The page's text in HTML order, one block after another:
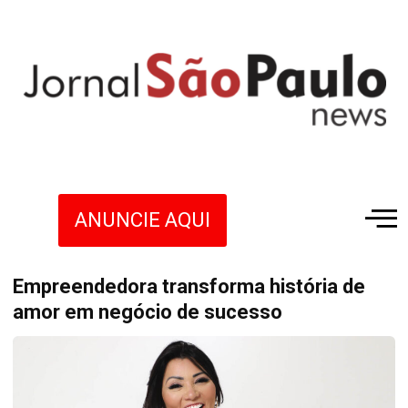
ANUNCIE AQUI
Empreendedora transforma história de
amor em negócio de sucesso